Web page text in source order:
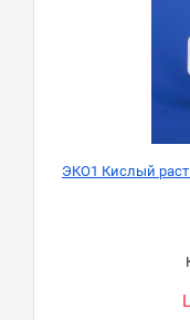
ЭКО1 Кислый